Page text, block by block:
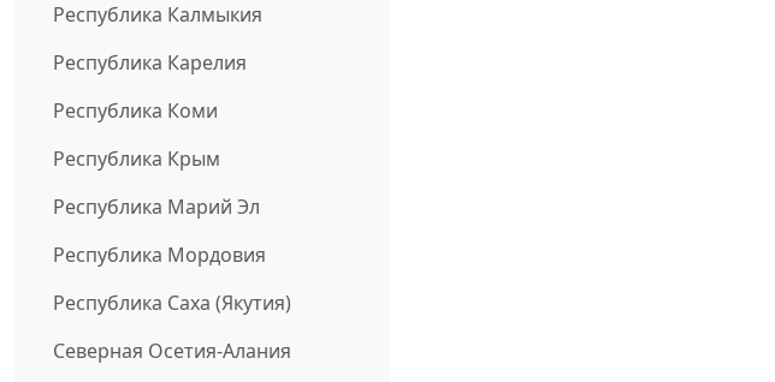
Республика Калмыкия
Республика Карелия
Республика Коми
Республика Крым
Республика Марий Эл
Республика Мордовия
Республика Саха (Якутия)
Северная Осетия-Алания